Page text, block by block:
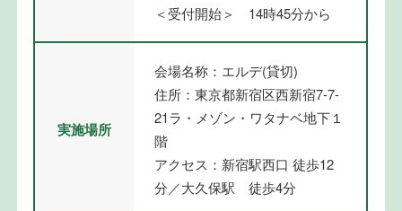
＜受付開始＞ 14時45分から
実施場所
会場名称：エルデ(貸切)
住所：東京都新宿区西新宿7-7-
21ラ・メゾン・ワタナベ地下１
階
アクセス：新宿駅西口 徒歩12
分／大久保駅 徒歩4分